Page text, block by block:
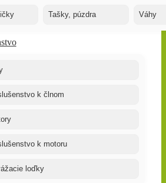
Tašky, púzdra Váhy
k člnom
k motoru
loďky